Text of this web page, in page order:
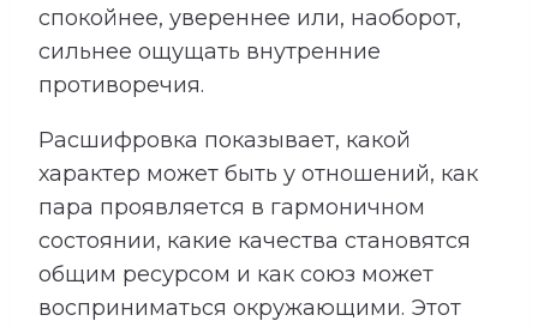
спокойнее, увереннее или, наоборот,
сильнее ощущать внутренние
противоречия.
Расшифровка показывает, какой
характер может быть у отношений, как
пара проявляется в гармоничном
состоянии, какие качества становятся
общим ресурсом и как союз может
восприниматься окружающими. Этот